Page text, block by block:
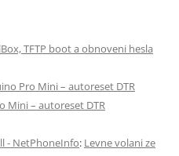
TFTP boot a obnoveni hesla
Pro Mini – autoreset DTR
Mini – autoreset DTR
- NetPhoneInfo: Levne volani ze